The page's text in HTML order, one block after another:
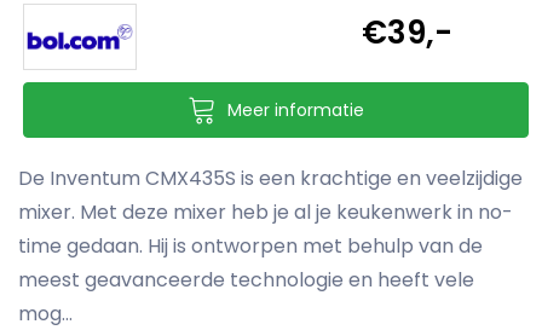
€39,-
Meer informatie
De Inventum CMX435S is een krachtige en veelzijdige
mixer. Met deze mixer heb je al je keukenwerk in no-
time gedaan. Hij is ontworpen met behulp van de
meest geavanceerde technologie en heeft vele
mog...